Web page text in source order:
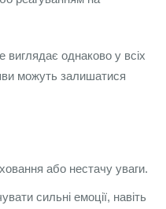
однаково у всіх
можуть залишатися
або нестачу уваги.
сильні емоції, навіть